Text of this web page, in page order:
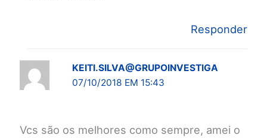
Responder
KEITI.SILVA@GRUPOINVESTIGA
07/10/2018 EM 15:43
Vcs são os melhores como sempre, amei o